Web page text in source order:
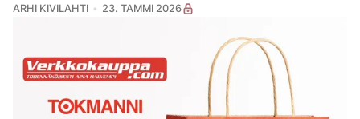
ARHI KIVILAHTI 23. TAMMI 2026